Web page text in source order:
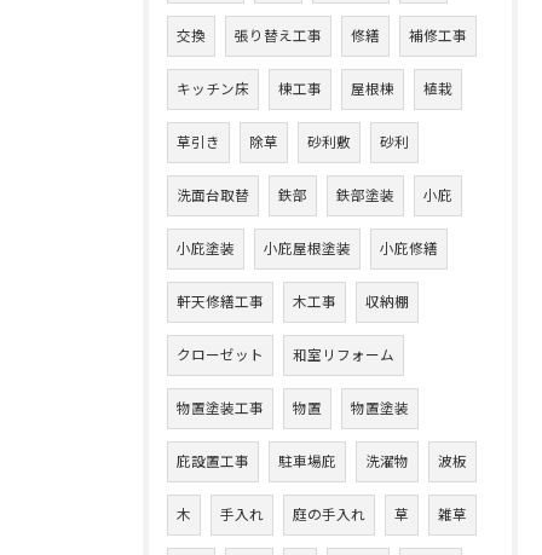
交換 張り替え工事 修繕 補修工事
キッチン床 棟工事 屋根棟 植栽
草引き 除草 砂利敷 砂利
洗面台取替 鉄部 鉄部塗装 小庇
小庇塗装 小庇屋根塗装 小庇修繕
軒天修繕工事 木工事 収納棚
クローゼット 和室リフォーム
物置塗装工事 物置 物置塗装
庇設置工事 駐車場庇 洗濯物 波板
木 手入れ 庭の手入れ 草 雑草